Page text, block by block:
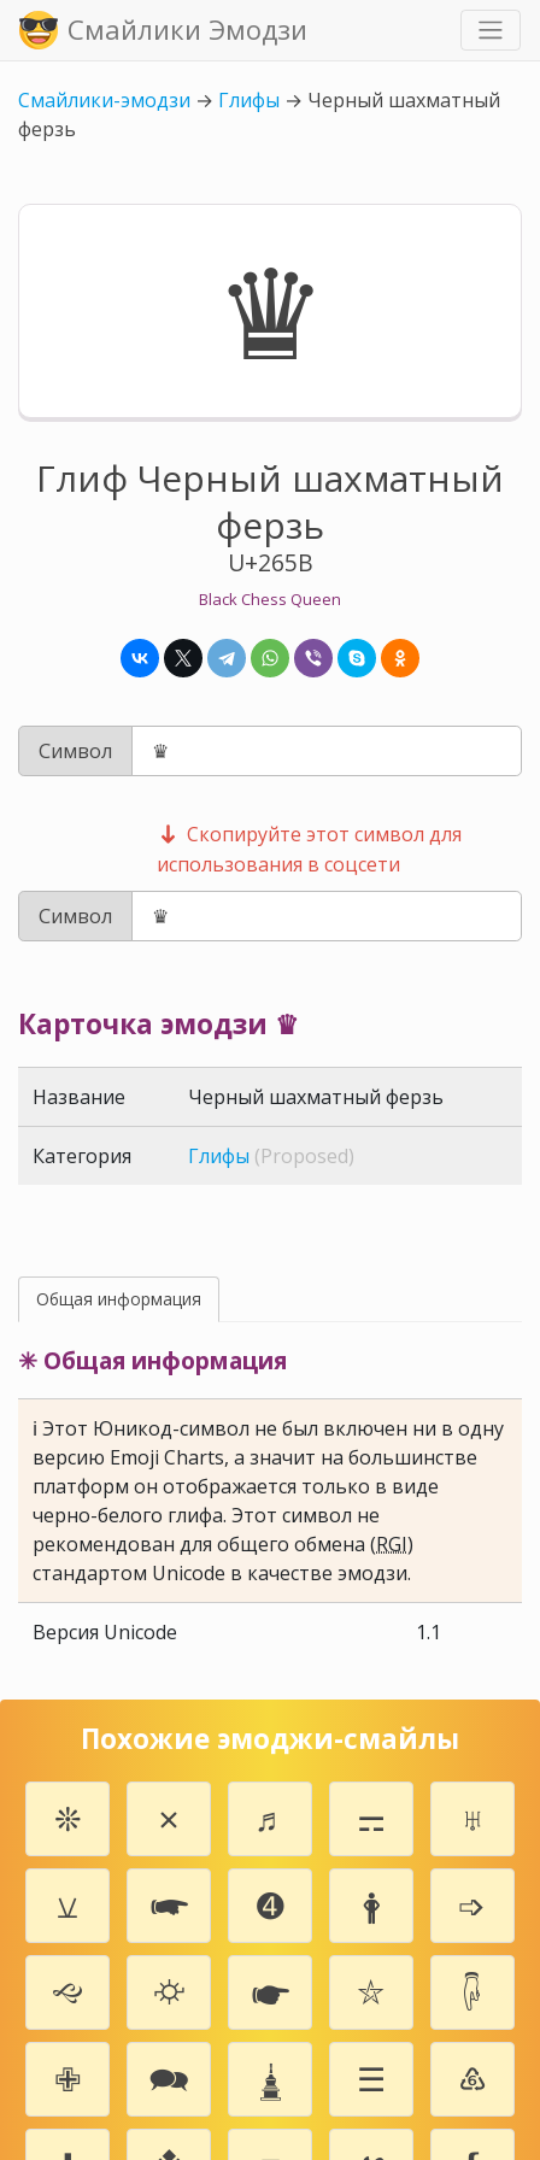
Смайлики Эмодзи
Смайлики-эмодзи → Глифы → Черный шахматный
ферзь
♛
Глиф Черный шахматный
ферзь
U+265B
Black Chess Queen
Символ
Скопируйте этот символ для
использования в соцсети
Символ
Карточка эмодзи ♛
Название Черный шахматный ферзь
Категория Глифы (Proposed)
Общая информация
✳ Общая информация
ℹ Этот Юникод-символ не был включен ни в одну
версию Emoji Charts, а значит на большинстве
платформ он отображается только в виде
черно-белого глифа. Этот символ не
рекомендован для общего обмена (RGI)
стандартом Unicode в качестве эмодзи.
Версия Unicode 1.1
Похожие эмоджи-смайлы
❊ ✗ ♬ ⚎
♅
⚺
🖛 ➍ 🛉
➩
🙙
⛮ 🖝 ⛦
🖟
✙
🗪 🛓 ☰
♸